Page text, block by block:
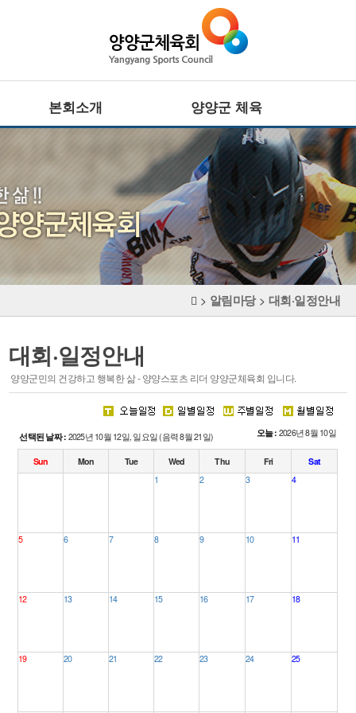
본회소개
설립목적 · 연혁
사업추진방향
CI
조직기구표
체육시설
양양군 체육
전문체육
주요기능
·대회정보
생활체육
·주요기능
대회정보
장애인체육
·주요기능
스포츠 마케팅
·주요기능
· 시설안내
회원종목단체 참여마당
생활프로그램
접수조회
> 알림마당> 대회·일정안내
대회·일정안내
양양군민의 건강하고 행복한 삶 - 양양스포츠 리더 양양군체육회 입니다.
선택된 날짜 : 2025년 10월 12일, 일요일 (음력 8월 21일) 오늘 : 2026년 8월 10일
Sun Mon Tue Wed Thu Fri
Sat
1 2 3 4
5 6 7 8 9 10 11
12 13 14 15 16 17 18
19 20 21 22 23 24 25